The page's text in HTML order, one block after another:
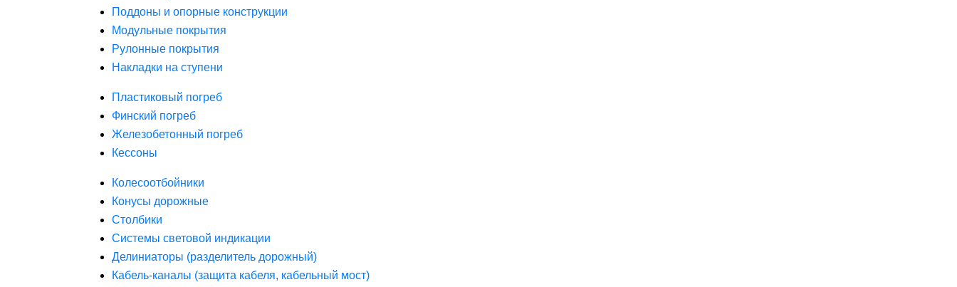
Поддоны и опорные конструкции
Модульные покрытия
Рулонные покрытия
Накладки на ступени
Пластиковый погреб
Финский погреб
Железобетонный погреб
Кессоны
Колесоотбойники
Конусы дорожные
Столбики
Системы световой индикации
Делиниаторы (разделитель дорожный)
Кабель-каналы (защита кабеля, кабельный мост)